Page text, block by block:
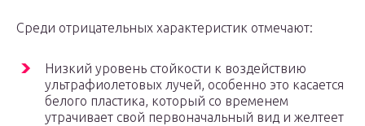
Среди отрицательных характеристик отмечают:
Низкий уровень стойкости к воздействию
ультрафиолетовых лучей, особенно это касается
белого пластика, который со временем
утрачивает свой первоначальный вид и желтеет